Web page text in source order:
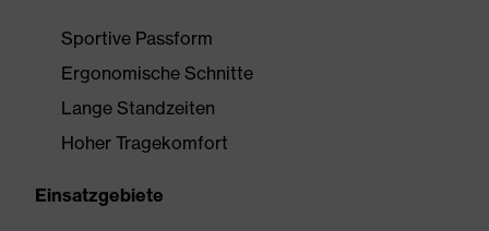
Sportive Passform
Ergonomische Schnitte
Lange Standzeiten
Hoher Tragekomfort
Einsatzgebiete